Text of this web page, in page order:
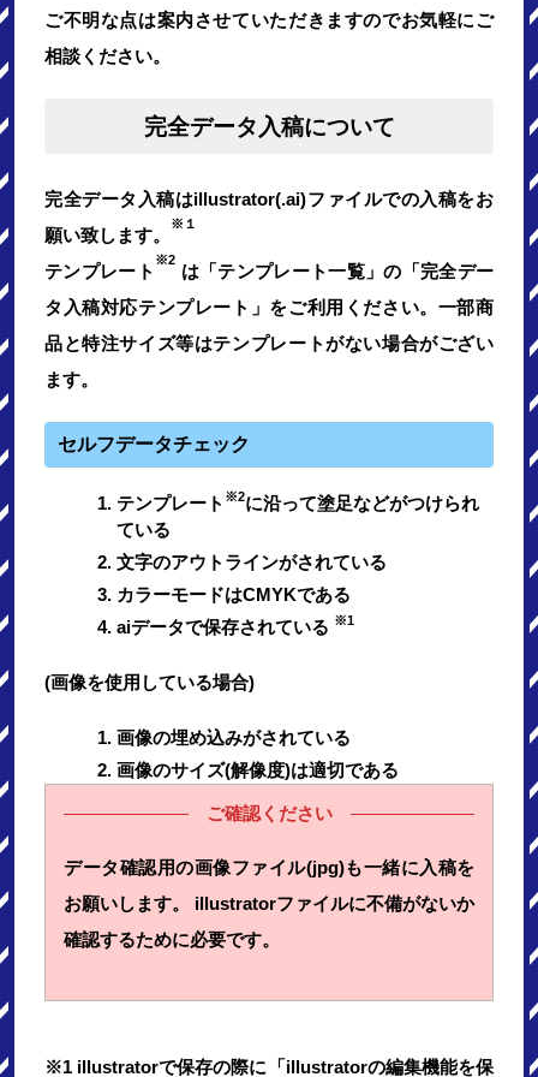
ご不明な点は案内させていただきますのでお気軽にご
相談ください。
完全データ入稿について
完全データ入稿はillustrator(.ai)ファイルでの入稿をお
願い致します。
※１
テンプレート
※2
は「テンプレート一覧」の「完全デー
タ入稿対応テンプレート」をご利用ください。一部商
品と特注サイズ等はテンプレートがない場合がござい
ます。
セルフデータチェック
テンプレート ※2に沿って塗足などがつけられ
ている
文字のアウトラインがされている
カラーモードはCMYKである
aiデータで保存されている ※1
(画像を使用している場合)
画像の埋め込みがされている
画像のサイズ(解像度)は適切である
ご確認ください
データ確認用の画像ファイル(jpg)も一緒に入稿を
お願いします。 illustratorファイルに不備がないか
確認するために必要です。
※1 illustratorで保存の際に「illustratorの編集機能を保